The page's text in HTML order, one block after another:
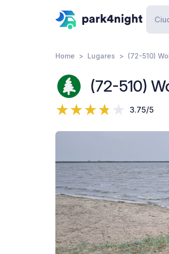
Home Lugares (72-510)
(72-510)
3.75/5